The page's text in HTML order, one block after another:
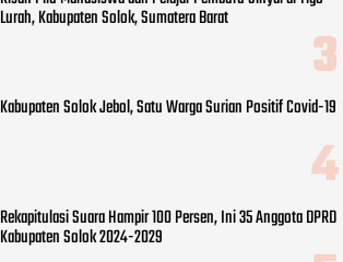
Lurah, Kabupaten Solok, Sumatera Barat
Kabupaten Solok Jebol, Satu Warga Surian Positif Covid-19
Rekapitulasi Suara Hampir 100 Persen, Ini 35 Anggota DPRD
Kabupaten Solok 2024-2029